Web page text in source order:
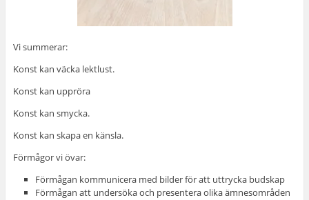
Vi summerar:
Konst kan väcka lektlust.
Konst kan uppröra
Konst kan smycka.
Konst kan skapa en känsla.
Förmågor vi övar:
Förmågan kommunicera med bilder för att uttrycka budskap
Förmågan att undersöka och presentera olika ämnesområden